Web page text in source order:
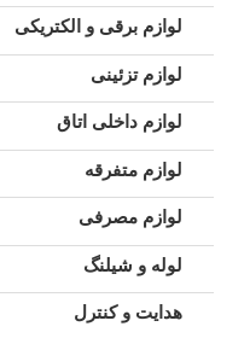
لوازم برقی و الکتریکی
لوازم تزئینی
لوازم داخلی اتاق
لوازم متفرقه
لوازم مصرفی
لوله و شیلنگ
هدایت و کنترل